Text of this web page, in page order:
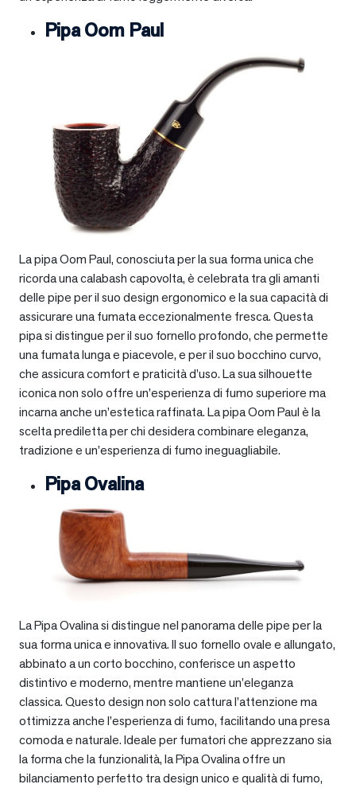
Pipa Oom Paul
La pipa Oom Paul, conosciuta per la sua forma unica che
ricorda una calabash capovolta, è celebrata tra gli amanti
delle pipe per il suo design ergonomico e la sua capacità di
assicurare una fumata eccezionalmente fresca. Questa
pipa si distingue per il suo fornello profondo, che permette
una fumata lunga e piacevole, e per il suo bocchino curvo,
che assicura comfort e praticità d’uso. La sua silhouette
iconica non solo offre un’esperienza di fumo superiore ma
incarna anche un’estetica raffinata. La pipa Oom Paul è la
scelta prediletta per chi desidera combinare eleganza,
tradizione e un’esperienza di fumo ineguagliabile.
Pipa Ovalina
La Pipa Ovalina si distingue nel panorama delle pipe per la
sua forma unica e innovativa. Il suo fornello ovale e allungato,
abbinato a un corto bocchino, conferisce un aspetto
distintivo e moderno, mentre mantiene un’eleganza
classica. Questo design non solo cattura l’attenzione ma
ottimizza anche l’esperienza di fumo, facilitando una presa
comoda e naturale. Ideale per fumatori che apprezzano sia
la forma che la funzionalità, la Pipa Ovalina offre un
bilanciamento perfetto tra design unico e qualità di fumo,